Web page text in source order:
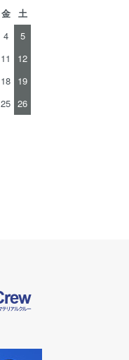
金
土
4
5
11
12
18 19
25 26